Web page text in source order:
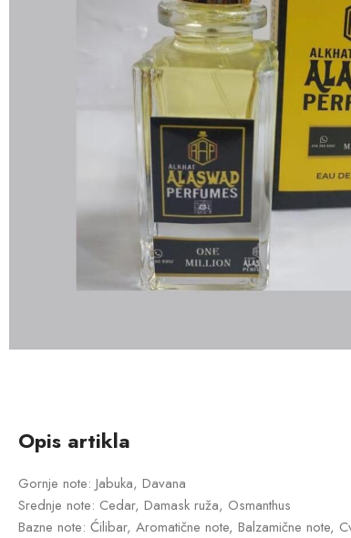
Opis artikla
Gornje note: Jabuka, Davana
Srednje note: Cedar, Damask ruža, Osmanthus
Bazne note: Ćilibar, Aromatične note, Balzamične note,